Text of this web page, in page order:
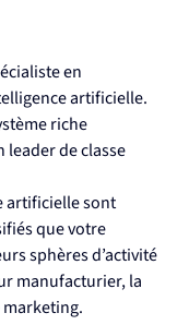
en
artificielle.
riche
leader de classe
artificielle sont
que votre
sphères d’activité
manufacturier, la
marketing.